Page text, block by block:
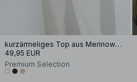
kurzärmeliges Top aus Merinowolle
49,95 EUR
Premium Selection